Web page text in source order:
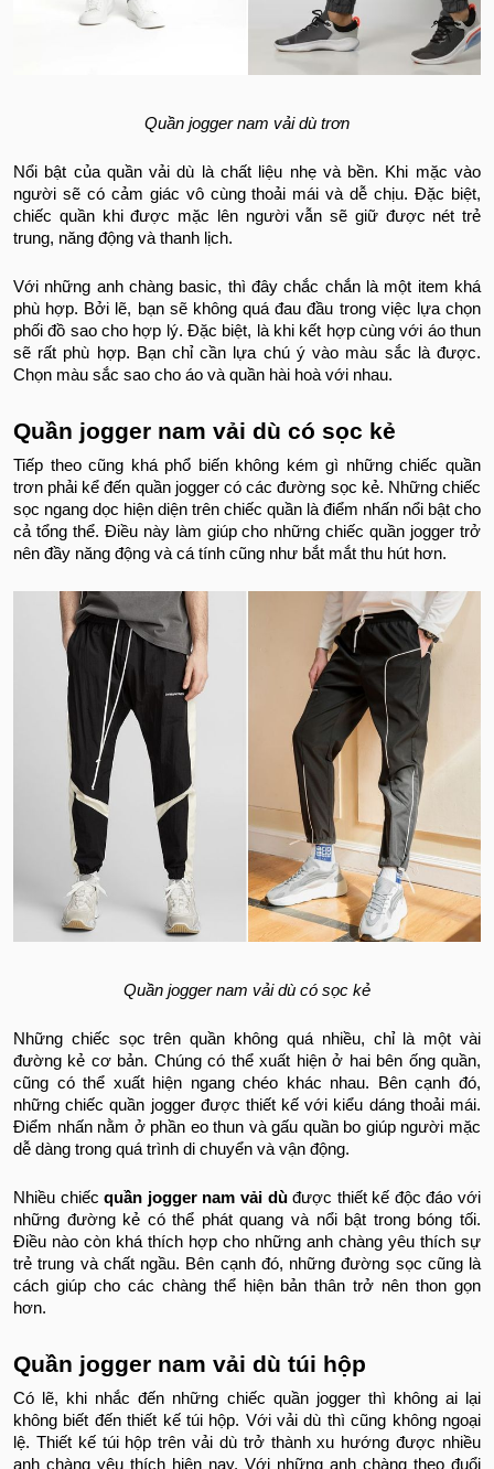
Quần jogger nam vải dù trơn
Nổi bật của quần vải dù là chất liệu nhẹ và bền. Khi mặc vào
người sẽ có cảm giác vô cùng thoải mái và dễ chịu. Đặc biệt,
chiếc quần khi được mặc lên người vẫn sẽ giữ được nét trẻ
trung, năng động và thanh lịch.
Với những anh chàng basic, thì đây chắc chắn là một item khá
phù hợp. Bởi lẽ, bạn sẽ không quá đau đầu trong việc lựa chọn
phối đồ sao cho hợp lý. Đặc biệt, là khi kết hợp cùng với áo thun
sẽ rất phù hợp. Bạn chỉ cần lựa chú ý vào màu sắc là được.
Chọn màu sắc sao cho áo và quần hài hoà với nhau.
Quần jogger nam vải dù có sọc kẻ
Tiếp theo cũng khá phổ biến không kém gì những chiếc quần
trơn phải kể đến quần jogger có các đường sọc kẻ. Những chiếc
sọc ngang dọc hiện diện trên chiếc quần là điểm nhấn nổi bật cho
cả tổng thể. Điều này làm giúp cho những chiếc quần jogger trở
nên đầy năng động và cá tính cũng như bắt mắt thu hút hơn.
Quần jogger nam vải dù có sọc kẻ
Những chiếc sọc trên quần không quá nhiều, chỉ là một vài
đường kẻ cơ bản. Chúng có thể xuất hiện ở hai bên ống quần,
cũng có thể xuất hiện ngang chéo khác nhau. Bên cạnh đó,
những chiếc quần jogger được thiết kế với kiểu dáng thoải mái.
Điểm nhấn nằm ở phần eo thun và gấu quần bo giúp người mặc
dễ dàng trong quá trình di chuyển và vận động.
Nhiều chiếcquần jogger nam vải dùđược thiết kế độc đáo với
những đường kẻ có thể phát quang và nổi bật trong bóng tối.
Điều nào còn khá thích hợp cho những anh chàng yêu thích sự
trẻ trung và chất ngầu. Bên cạnh đó, những đường sọc cũng là
cách giúp cho các chàng thể hiện bản thân trở nên thon gọn
hơn.
Quần jogger nam vải dù túi hộp
Có lẽ, khi nhắc đến những chiếc quần jogger thì không ai lại
không biết đến thiết kế túi hộp. Với vải dù thì cũng không ngoại
lệ. Thiết kế túi hộp trên vải dù trở thành xu hướng được nhiều
anh chàng yêu thích hiện nay. Với những anh chàng theo đuổi